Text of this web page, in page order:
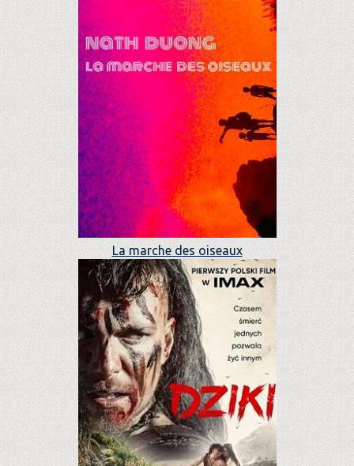
La marche des oiseaux